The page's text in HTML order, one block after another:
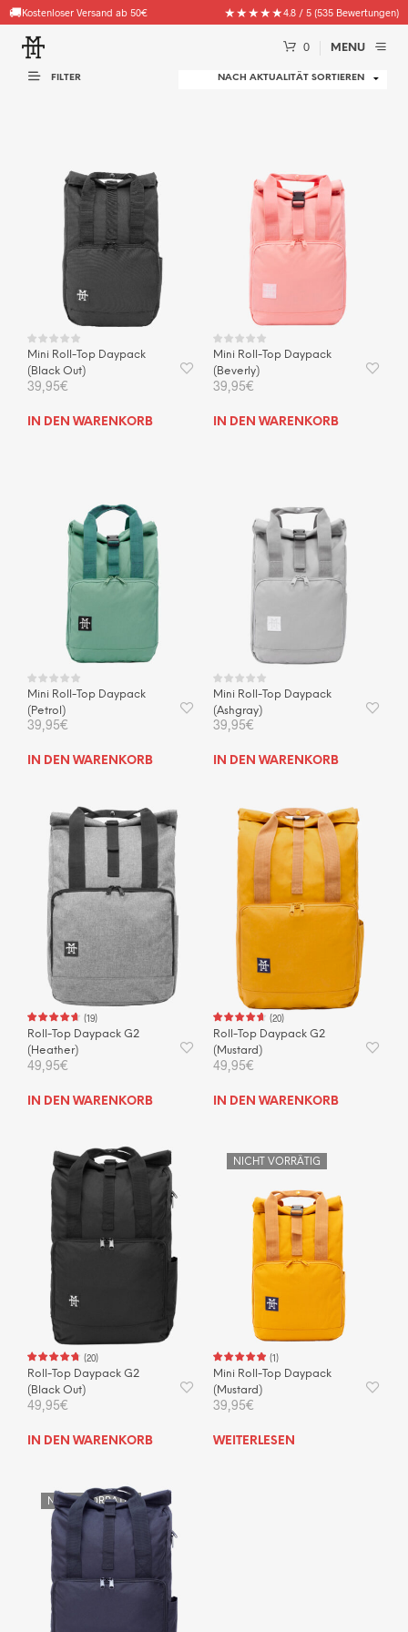
🚚Kostenloser Versand ab 50€ ★★★★★4.8 / 5 (535 Bewertungen)
0 MENU
FILTER
Mini Roll-Top Daypack
(Black Out)
39,95€
IN DEN WARENKORB
Mini Roll-Top Daypack
(Beverly)
39,95€
IN DEN WARENKORB
Mini Roll-Top Daypack
(Petrol)
39,95€
IN DEN WARENKORB
Mini Roll-Top Daypack
(Ashgray)
39,95€
IN DEN WARENKORB
(19)
Roll-Top Daypack G2
(Heather)
49,95€
IN DEN WARENKORB
(20)
Roll-Top Daypack G2
(Mustard)
49,95€
IN DEN WARENKORB
(20)
Roll-Top Daypack G2
(Black Out)
49,95€
IN DEN WARENKORB
NICHT VORRÄTIG
(1)
Mini Roll-Top Daypack
(Mustard)
39,95€
WEITERLESEN
NICHT VORRÄTIG